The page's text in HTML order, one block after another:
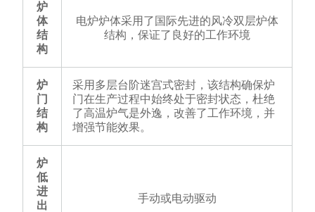
炉
体
结
构
电炉炉体采用了国际先进的风冷双层炉体
结构，保证了良好的工作环境
炉
门
结
构
采用多层台阶迷宫式密封，该结构确保炉
门在生产过程中始终处于密封状态，杜绝
了高温炉气是外逸，改善了工作环境，并
增强节能效果。
炉
低
进
出
手动或电动驱动